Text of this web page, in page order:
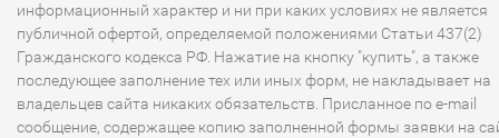
информационный характер и ни при каких условиях не является
публичной офертой, определяемой положениями Статьи 437(2)
Гражданского кодекса РФ. Нажатие на кнопку "купить", а также
последующее заполнение тех или иных форм, не накладывает на
владельцев сайта никаких обязательств. Присланное по e-mail
сообщение, содержащее копию заполненной формы заявки на